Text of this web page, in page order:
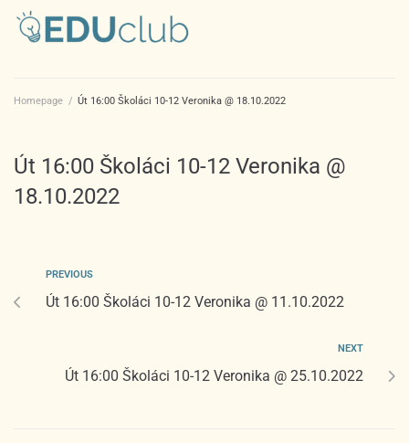
Homepage / Út 16:00 Školáci 10-12 Veronika @ 18.10.2022
Út 16:00 Školáci 10-12 Veronika @
18.10.2022
PREVIOUS
Út 16:00 Školáci 10-12 Veronika @ 11.10.2022
NEXT
Út 16:00 Školáci 10-12 Veronika @ 25.10.2022